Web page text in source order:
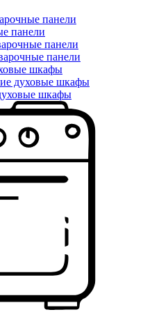
панели
панели
панели
панели
шкафы
духовые шкафы
шкафы